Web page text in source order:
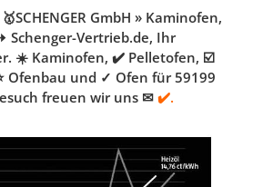
GmbH » Kaminofen,
Schenger-Vertrieb.de, Ihr
☀️ Kaminofen, ✔️ Pelletofen, ☑️
Ofenbau und ✓ Ofen für 59199
freuen wir uns ✉ ✔️.